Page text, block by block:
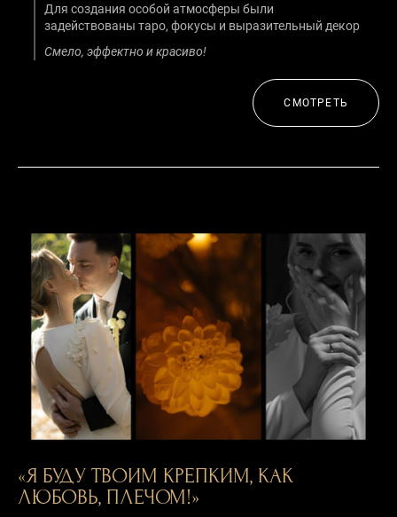
Для создания особой атмосферы были
задействованы таро, фокусы и выразительный декор
Смело, эффектно и красиво!
СМОТРЕТЬ
«Я БУДУ ТВОИМ КРЕПКИМ, КАК
ЛЮБОВЬ, ПЛЕЧОМ!»